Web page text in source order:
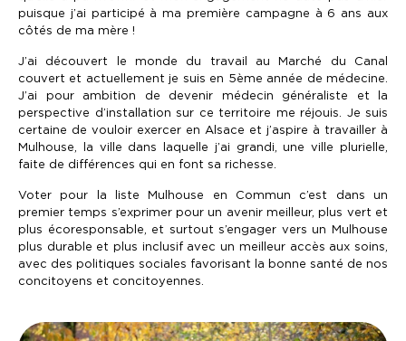
puisque j’ai participé à ma première campagne à 6 ans aux
côtés de ma mère !
J’ai découvert le monde du travail au Marché du Canal
couvert et actuellement je suis en 5ème année de médecine.
J’ai pour ambition de devenir médecin généraliste et la
perspective d’installation sur ce territoire me réjouis. Je suis
certaine de vouloir exercer en Alsace et j’aspire à travailler à
Mulhouse, la ville dans laquelle j’ai grandi, une ville plurielle,
faite de différences qui en font sa richesse.
Voter pour la liste Mulhouse en Commun c’est dans un
premier temps s’exprimer pour un avenir meilleur, plus vert et
plus écoresponsable, et surtout s’engager vers un Mulhouse
plus durable et plus inclusif avec un meilleur accès aux soins,
avec des politiques sociales favorisant la bonne santé de nos
concitoyens et concitoyennes.